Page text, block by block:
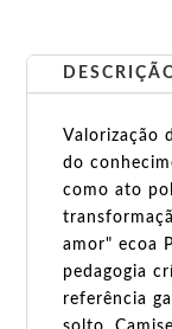
Valorização
do
como ato
amor" ecoa
pedagogia
referência